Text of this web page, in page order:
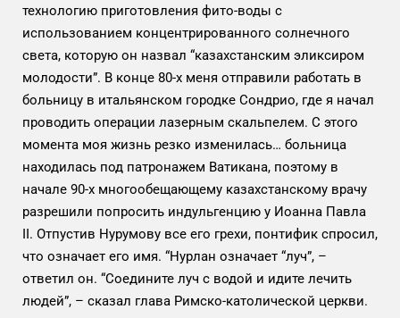
технологию приготовления фито-воды с
использованием концентрированного солнечного
света, которую он назвал “казахстанским эликсиром
молодости”. В конце 80-х меня отправили работать в
больницу в итальянском городке Сондрио, где я начал
проводить операции лазерным скальпелем. С этого
момента моя жизнь резко изменилась… больница
находилась под патронажем Ватикана, поэтому в
начале 90-х многообещающему казахстанскому врачу
разрешили попросить индульгенцию у Иоанна Павла
II. Отпустив Нурумову все его грехи, понтифик спросил,
что означает его имя. “Нурлан означает “луч”, –
ответил он. “Соедините луч с водой и идите лечить
людей”, – сказал глава Римско-католической церкви.